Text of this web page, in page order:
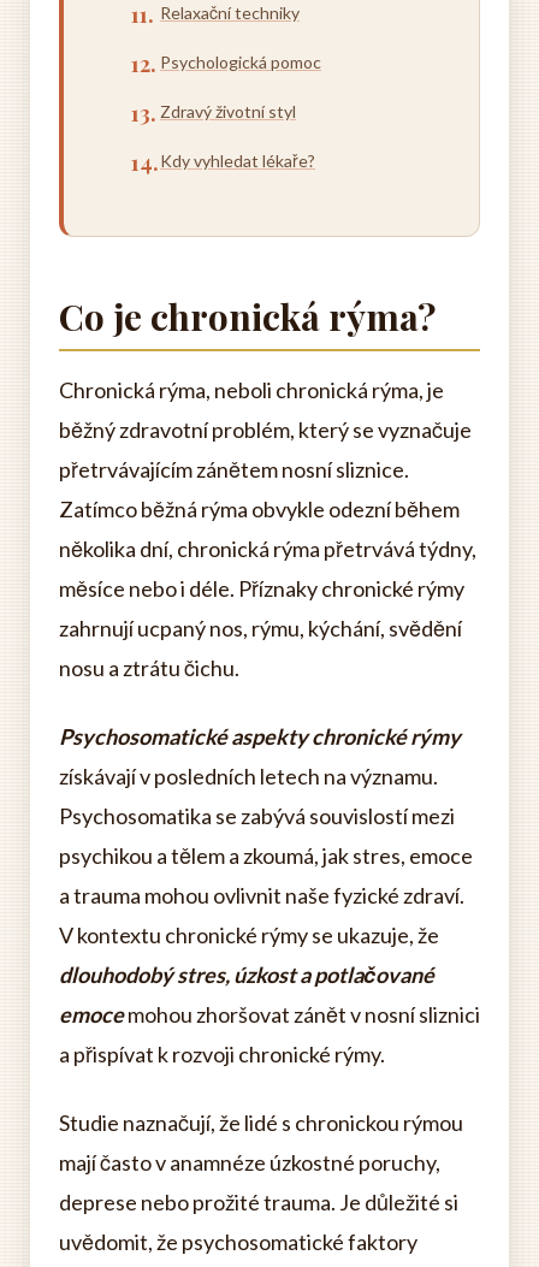
Relaxační techniky
Psychologická pomoc
Zdravý životní styl
Kdy vyhledat lékaře?
Co je chronická rýma?
Chronická rýma, neboli chronická rýma, je
běžný zdravotní problém, který se vyznačuje
přetrvávajícím zánětem nosní sliznice.
Zatímco běžná rýma obvykle odezní během
několika dní, chronická rýma přetrvává týdny,
měsíce nebo i déle. Příznaky chronické rýmy
zahrnují ucpaný nos, rýmu, kýchání, svědění
nosu a ztrátu čichu.
Psychosomatické aspekty chronické rýmy
získávají v posledních letech na významu.
Psychosomatika se zabývá souvislostí mezi
psychikou a tělem a zkoumá, jak stres, emoce
a trauma mohou ovlivnit naše fyzické zdraví.
V kontextu chronické rýmy se ukazuje, že
dlouhodobý stres, úzkost a potlačované
emocemohou zhoršovat zánět v nosní sliznici
a přispívat k rozvoji chronické rýmy.
Studie naznačují, že lidé s chronickou rýmou
mají často v anamnéze úzkostné poruchy,
deprese nebo prožité trauma. Je důležité si
uvědomit, že psychosomatické faktory